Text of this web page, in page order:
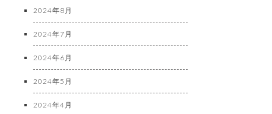
2024年8月
2024年7月
2024年6月
2024年5月
2024年4月